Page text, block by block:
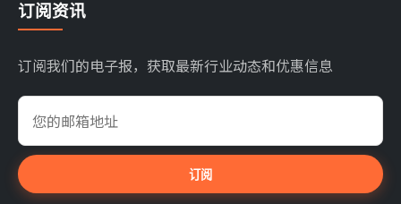
订阅资讯
订阅我们的电子报，获取最新行业动态和优惠信息
订阅